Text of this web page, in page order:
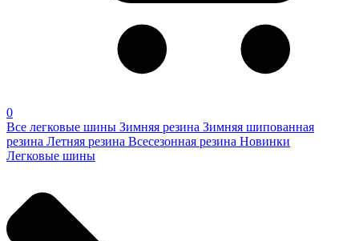
0
Все легковые шины Зимняя резина Зимняя шипованная
резина Летняя резина Всесезонная резина Новинки
Легковые шины